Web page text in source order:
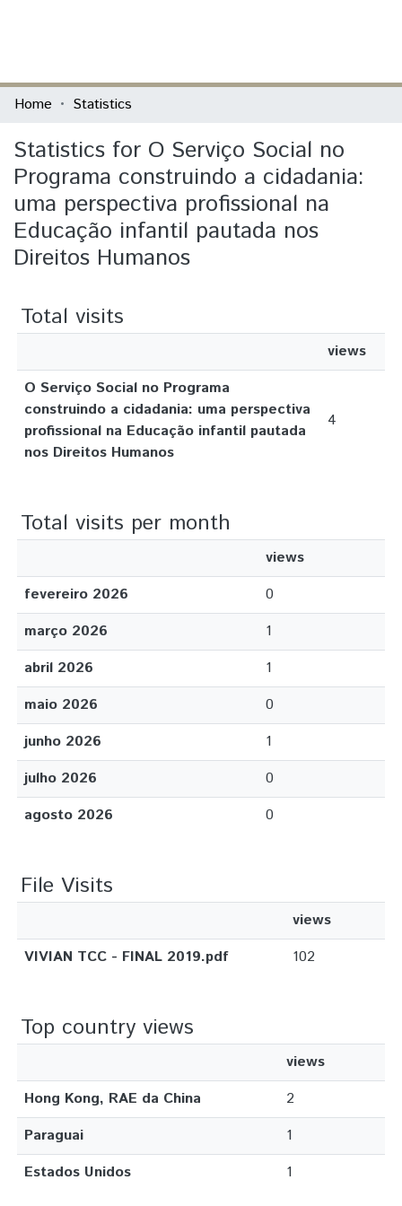
Communities & Collections
All of DSpace
Home Statistics
Statistics for O Serviço Social no
Programa construindo a cidadania:
uma perspectiva profissional na
Educação infantil pautada nos
Direitos Humanos
Total visits
views
O Serviço Social no Programa
construindo a cidadania: uma perspectiva
profissional na Educação infantil pautada
nos Direitos Humanos
4
Total visits per month
views
fevereiro 2026
0
março 2026
1
abril 2026
1
maio 2026
0
junho 2026
1
julho 2026
0
agosto 2026
0
File Visits
views
VIVIAN TCC - FINAL 2019.pdf
102
Top country views
views
Hong Kong, RAE da China
2
Paraguai
1
Estados Unidos
1